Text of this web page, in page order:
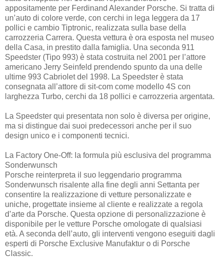
appositamente per Ferdinand Alexander Porsche. Si tratta di
un’auto di colore verde, con cerchi in lega leggera da 17
pollici e cambio Tiptronic, realizzata sulla base della
carrozzeria Carrera. Questa vettura è ora esposta nel museo
della Casa, in prestito dalla famiglia. Una seconda 911
Speedster (Tipo 993) è stata costruita nel 2001 per l’attore
americano Jerry Seinfeld prendendo spunto da una delle
ultime 993 Cabriolet del 1998. La Speedster è stata
consegnata all’attore di sit-com come modello 4S con
larghezza Turbo, cerchi da 18 pollici e carrozzeria argentata.
La Speedster qui presentata non solo è diversa per origine,
ma si distingue dai suoi predecessori anche per il suo
design unico e i componenti tecnici.
La Factory One-Off: la formula più esclusiva del programma
Sonderwunsch
Porsche reinterpreta il suo leggendario programma
Sonderwunsch risalente alla fine degli anni Settanta per
consentire la realizzazione di vetture personalizzate e
uniche, progettate insieme al cliente e realizzate a regola
d’arte da Porsche. Questa opzione di personalizzazione è
disponibile per le vetture Porsche omologate di qualsiasi
età. A seconda dell’auto, gli interventi vengono eseguiti dagli
esperti di Porsche Exclusive Manufaktur o di Porsche
Classic.